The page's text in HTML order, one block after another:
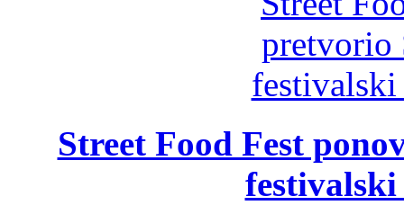
Street Food Fest